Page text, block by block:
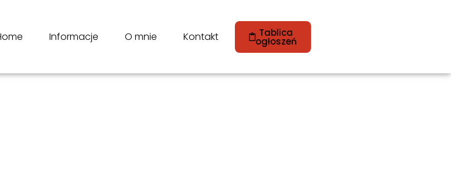
Informacje O mnie Kontakt Tablica
ogłoszeń